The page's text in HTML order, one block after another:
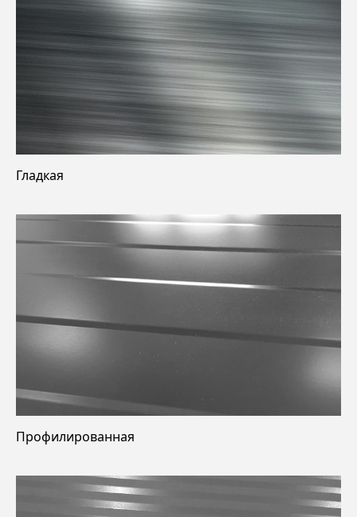
Гладкая
Профилированная